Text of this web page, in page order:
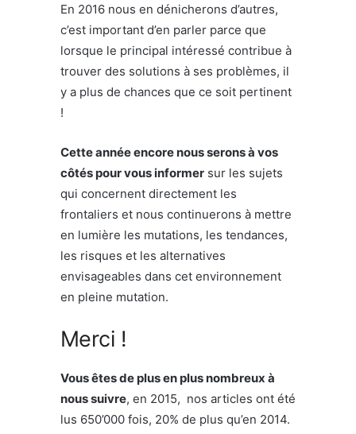
En 2016 nous en dénicherons d’autres,
c’est important d’en parler parce que
lorsque le principal intéressé contribue à
trouver des solutions à ses problèmes, il
y a plus de chances que ce soit pertinent
!
Cette année encore nous serons à vos
côtés pour vous informer sur les sujets
qui concernent directement les
frontaliers et nous continuerons à mettre
en lumière les mutations, les tendances,
les risques et les alternatives
envisageables dans cet environnement
en pleine mutation.
Merci !
Vous êtes de plus en plus nombreux à
nous suivre, en 2015, nos articles ont été
lus 650’000 fois, 20% de plus qu’en 2014.